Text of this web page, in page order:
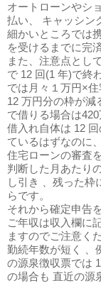
オートローンやシ
払い、 キャッシン
細かいところでは
を受けるまでに完
また、注意点とし
で 12 回(1 年)で終
では月々１万円×住
12 万円分の枠が減
で借りる場合は
借入れ自体は 12
ているはずなのに
住宅ローンの審査
判断した月あたり
し引き 、残った枠
らです。
それから確定申告
ご年収は収入欄に
ますのでご注意く
勤続年数が短く 、
の源泉徴収票では
の場合も 直近の源